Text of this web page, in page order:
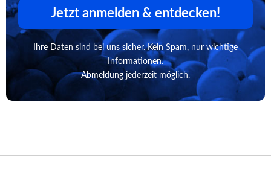
Jetzt anmelden & entdecken!
Ihre Daten sind bei uns sicher. Kein Spam, nur wichtige
Informationen.
Abmeldung jederzeit möglich.